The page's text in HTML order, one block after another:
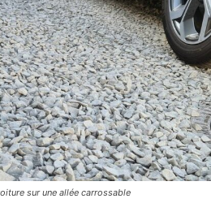
sur une allée carrossable